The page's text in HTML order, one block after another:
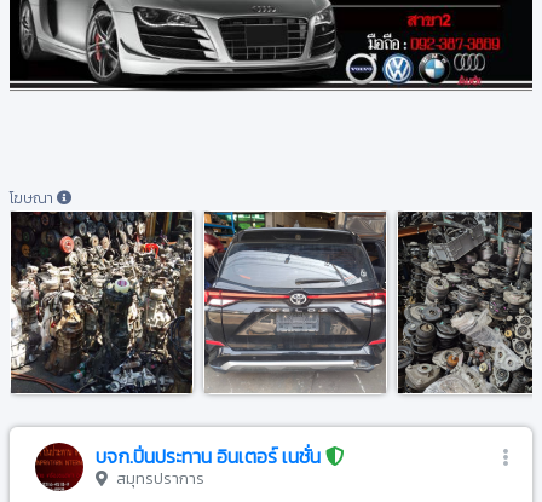
โฆษณา
บจก.ปิ่นประทาน อินเตอร์ เนชั่น
สมุทรปราการ